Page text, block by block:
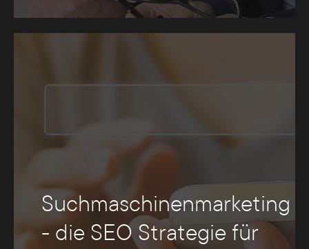
Suchmaschinenmarketing
- die SEO Strategie für